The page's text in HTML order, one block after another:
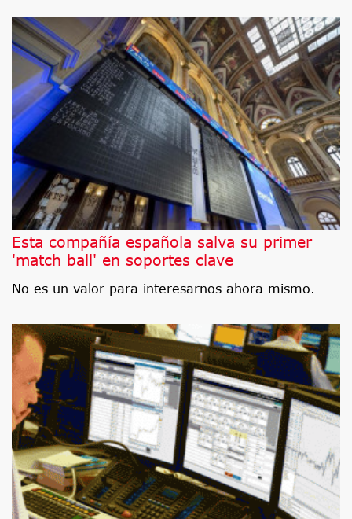
Esta compañía española salva su primer
'match ball' en soportes clave
No es un valor para interesarnos ahora mismo.